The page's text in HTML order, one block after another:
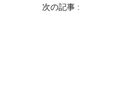
次の記事 :